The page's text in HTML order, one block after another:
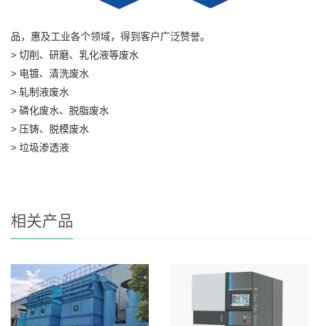
品，惠及工业各个领域，得到客户广泛赞誉。
> 切削、研磨、乳化液等废水
> 电镀、清洗废水
> 轧制液废水
> 磷化废水、脱脂废水
> 压铸、脱模废水
> 垃圾渗透液
相关产品